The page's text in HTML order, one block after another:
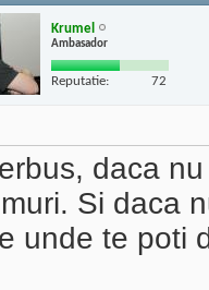
Krumel
Ambasador
Reputatie: 72
daca
Si daca
unde te poti